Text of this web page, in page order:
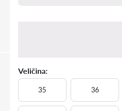
Veličina:
35 36